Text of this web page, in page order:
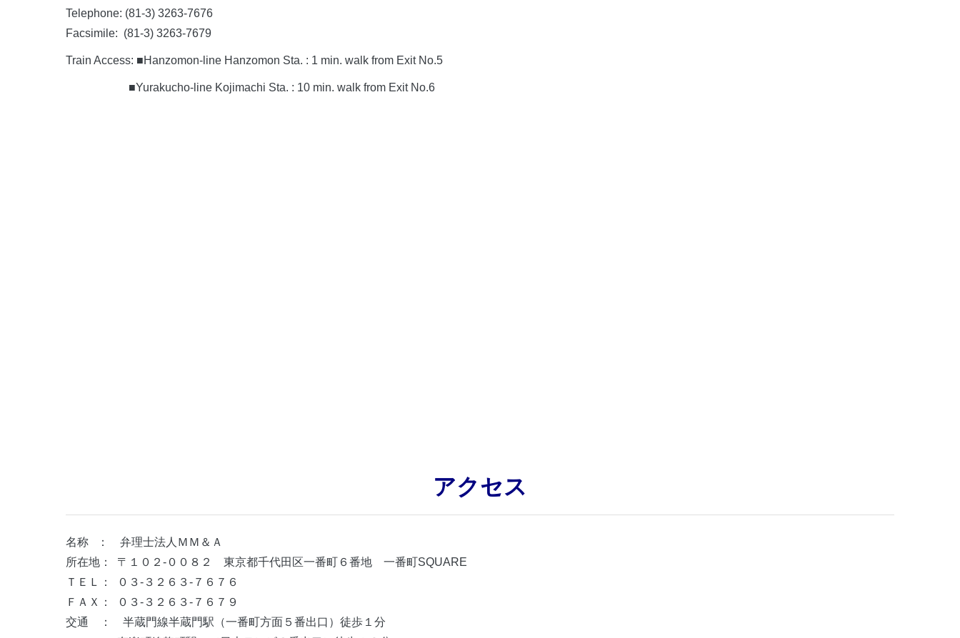
Telephone: (81-3) 3263-7676
Facsimile: (81-3) 3263-7679
Train Access: ■Hanzomon-line Hanzomon Sta. : 1 min. walk from Exit No.5
■Yurakucho-line Kojimachi Sta. : 10 min. walk from Exit No.6
アクセス
名称 ： 弁理士法人ＭＭ＆Ａ
所在地： 〒１０２-００８２ 東京都千代田区一番町６番地 一番町SQUARE
ＴＥＬ： ０３-３２６３-７６７６
ＦＡＸ： ０３-３２６３-７６７９
交通 ： 半蔵門線半蔵門駅（一番町方面５番出口）徒歩１分